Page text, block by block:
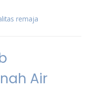
remaja
Air